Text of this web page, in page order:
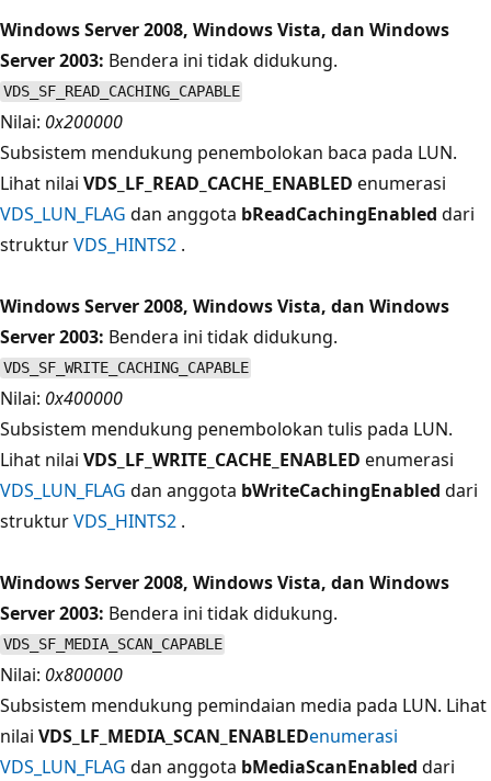
Windows Server 2008, Windows Vista, dan Windows
Server 2003: Bendera ini tidak didukung.
VDS_SF_READ_CACHING_CAPABLE
Nilai: 0x200000
Subsistem mendukung penembolokan baca pada LUN.
Lihat nilai VDS_LF_READ_CACHE_ENABLED enumerasi
VDS_LUN_FLAG dan anggota bReadCachingEnabled dari
strukturVDS_HINTS2 .
Windows Server 2008, Windows Vista, dan Windows
Server 2003: Bendera ini tidak didukung.
VDS_SF_WRITE_CACHING_CAPABLE
Nilai: 0x400000
Subsistem mendukung penembolokan tulis pada LUN.
Lihat nilai VDS_LF_WRITE_CACHE_ENABLED enumerasi
VDS_LUN_FLAG dan anggota bWriteCachingEnabled dari
strukturVDS_HINTS2 .
Windows Server 2008, Windows Vista, dan Windows
Server 2003: Bendera ini tidak didukung.
VDS_SF_MEDIA_SCAN_CAPABLE
Nilai: 0x800000
Subsistem mendukung pemindaian media pada LUN. Lihat
nilai VDS_LF_MEDIA_SCAN_ENABLEDenumerasi
VDS_LUN_FLAG dan anggota bMediaScanEnabled dari